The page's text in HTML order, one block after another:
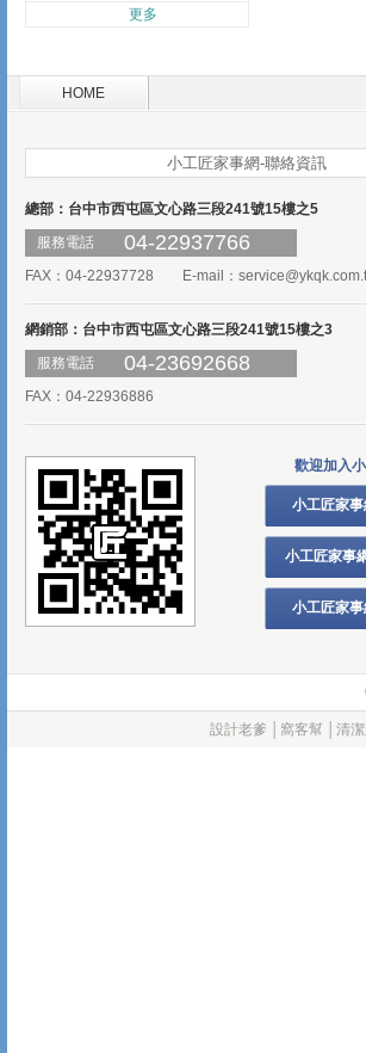
更多
HOME
小工匠家事網-聯絡資訊
總部：台中市西屯區文心路三段241號15樓之5
服務電話
04-22937766
FAX：04-22937728 E-mail：
網銷部：台中市西屯區文心路三段241號15樓之3
服務電話
04-23692668
FAX：04-22936886
歡迎加入
小工匠家
小工匠家事
小工匠家
設計老爹 窩客幫 清